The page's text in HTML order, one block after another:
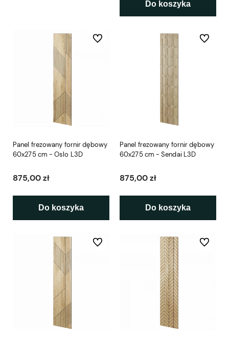
Do koszyka
Panel frezowany fornir dębowy
60x275 cm - Oslo L3D
875,00 zł
Do koszyka
Do ulubionych
Panel frezowany fornir dębowy
60x275 cm - Sendai L3D
875,00 zł
Do koszyka
Do
Do ulubionych Do